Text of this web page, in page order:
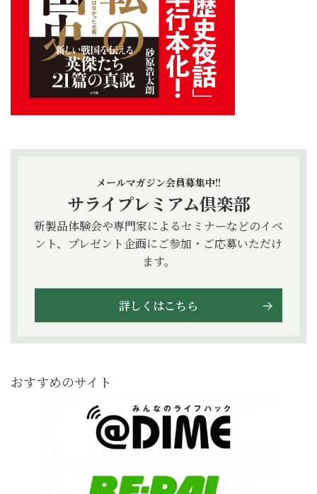
メールマガジン会員募集中!!
サライプレミアム倶楽部
新製品体験会や専門家によるセミナーなどのイベ
ント、プレゼント企画にご参加・ご応募いただけ
ます。
詳しくはこちら
おすすめのサイト